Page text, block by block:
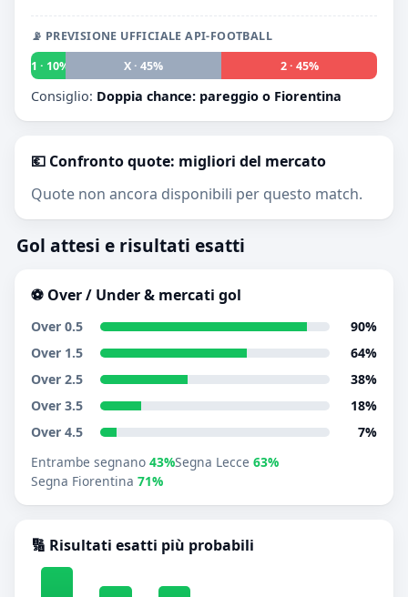
📡 PREVISIONE UFFICIALE API-FOOTBALL
1 · 10%
X · 45% 2 · 45%
Consiglio: Doppia chance: pareggio o Fiorentina
💶 Confronto quote: migliori del mercato
Quote non ancora disponibili per questo match.
Gol attesi e risultati esatti
⚽ Over / Under & mercati gol
Over 0.5
90%
Over 1.5
64%
Over 2.5
38%
Over 3.5
18%
Over 4.5
7%
Entrambe segnano 43%Segna Lecce 63%
Segna Fiorentina 71%
🔢 Risultati esatti più probabili